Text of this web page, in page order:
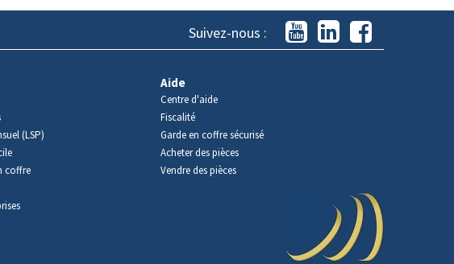
Suivez-nous :
(LSP)
coffre
Aide
Centre d'aide
Fiscalité
Garde en coffre sécurisé
Acheter des pièces
Vendre des pièces